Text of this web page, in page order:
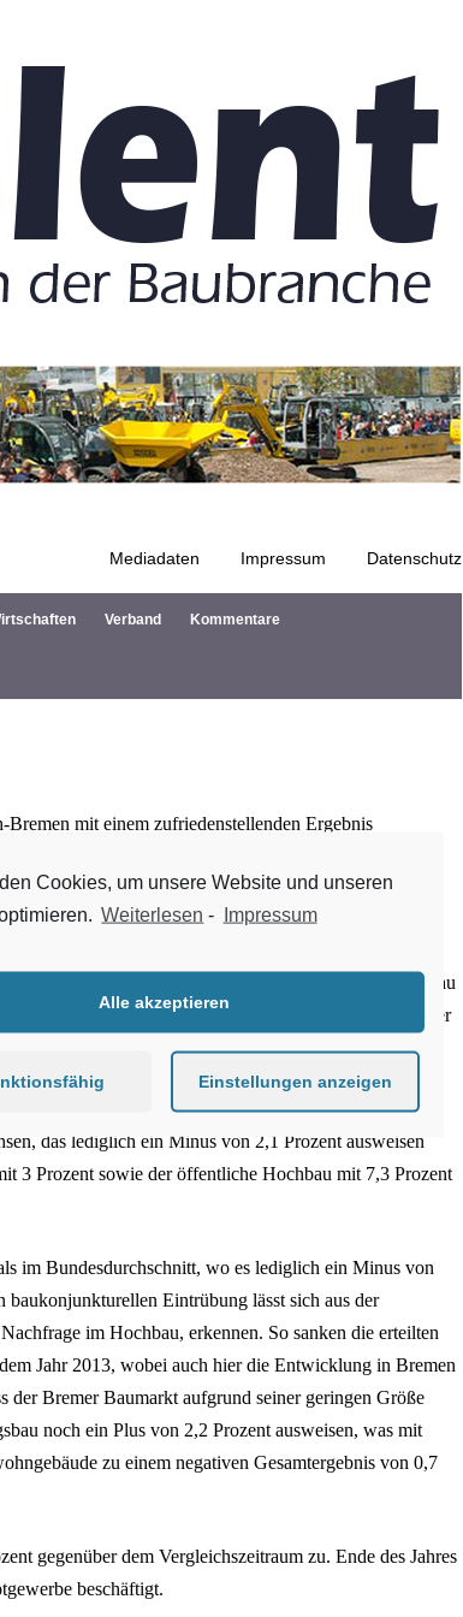
Mediadaten Impressum Datenschutz
springen Verband Kommentare
Bremen mit einem zufriedenstellenden Ergebnis
Landesämter für Statistik in Niedersachsen und Bremen
gegenüber
Die deutlichsten Zuwächse gab es im Wohnungsbau
knapp unter derEntwicklung auf Bundesebene, bei der
gab.
im Verbandsgebiet insgesamt um 5,1 Prozent zurück,
das lediglich ein Minus von 2,1 Prozent ausweisen
3 Prozent sowie der öffentliche Hochbau mit 7,3 Prozent
im Bundesdurchschnitt, wo es lediglich ein Minus von
baukonjunkturellen Eintrübung lässt sich aus der
im Hochbau, erkennen. So sanken die erteilten
Jahr 2013, wobei auch hier die Entwicklung in Bremen
der Bremer Baumarkt aufgrund seiner geringen Größe
noch ein Plus von 2,2 Prozent ausweisen, was mit
zu einem negativen Gesamtergebnis von 0,7
gegenüber dem Vergleichszeitraum zu. Ende des Jahres
beschäftigt.
Cookies, um unsere Website und unseren
Weiterlesen - Impressum
Alle akzeptieren
Einstellungen anzeigen